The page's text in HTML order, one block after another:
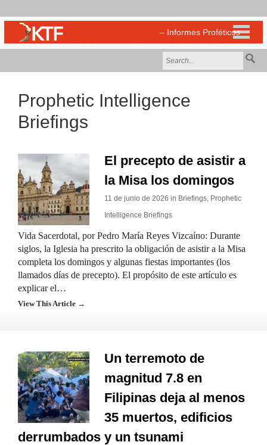
Prophetic Intelligence
Briefings
El precepto de asistir a
la Misa los domingos
11 de junio de 2026 in Briefings, Prophetic
Intelligence Briefings
Vida Sacerdotal, por Pedro María Reyes Vizcaíno: Durante
siglos, la Iglesia ha prescrito la obligación de asistir a la Misa
completa los domingos y algunas fiestas importantes (los
llamados días de precepto). El propósito de este artículo es
explicar el…
View This Article →
Un terremoto de
magnitud 7.8 en
Filipinas deja al menos
35 muertos, edificios
derrumbados y un tsunami